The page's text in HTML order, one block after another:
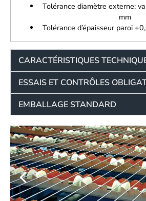
Tolérance diamètre externe:
mm
Tolérance d’épaisseur paroi
CARACTÉRISTIQUES
ESSAIS ET CONTRÔLES
EMBALLAGE STANDARD